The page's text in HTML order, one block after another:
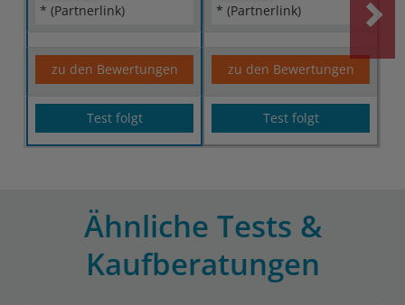
* (Partnerlink) * (Partnerlink)
zu den Bewertungen zu den Bewertungen
Test folgt Test folgt
Ähnliche Tests &
Kaufberatungen